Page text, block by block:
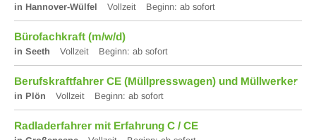
in Hannover-Wülfel Vollzeit Beginn: ab sofort
Bürofachkraft (m/w/d)
in Seeth Vollzeit Beginn: ab sofort
Berufskraftfahrer CE (Müllpresswagen) und Müllwerker
in Plön Vollzeit Beginn: ab sofort
Radladerfahrer mit Erfahrung C / CE